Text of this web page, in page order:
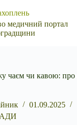
медичний портал
чаєм чи кавою: про
01.09.2025